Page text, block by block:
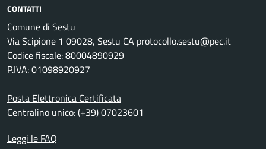
CONTATTI
Comune di Sestu
Via Scipione 1 09028, Sestu CA protocollo.sestu@pec.it
Codice fiscale: 80004890929
P.IVA: 01098920927
Posta Elettronica Certificata
Centralino unico: (+39) 07023601
Leggi le FAQ